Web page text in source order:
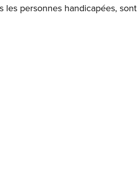
les personnes handicapées, sont